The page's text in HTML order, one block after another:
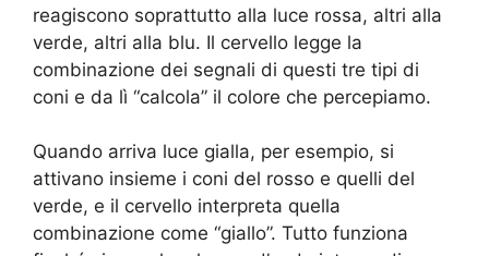
reagiscono soprattutto alla luce rossa, altri alla
verde, altri alla blu. Il cervello legge la
combinazione dei segnali di questi tre tipi di
coni e da lì “calcola” il colore che percepiamo.
Quando arriva luce gialla, per esempio, si
attivano insieme i coni del rosso e quelli del
verde, e il cervello interpreta quella
combinazione come “giallo”. Tutto funziona